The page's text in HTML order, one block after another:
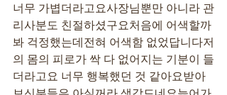
너무 가볍더라고요사장님뿐만 아니라 관
리사분도 친절하셨구요처음에 어색할까
봐 걱정했는데전혀 어색함 없었답니다저
의 몸의 피로가 싹 다 없어지는 기분이 들
더라고요 너무 행복했던 것 같아요받아